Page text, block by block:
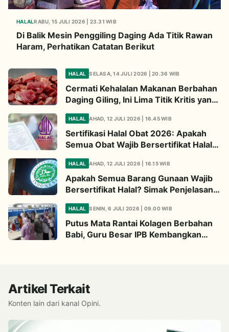
HALALRABU, 15 JULI 2026 | 23.31 WIB
Di Balik Mesin Penggiling Daging Ada Titik Rawan
Haram, Perhatikan Catatan Berikut
HALAL SELASA, 14 JULI 2026 | 20.36 WIB
Cermati Kehalalan Makanan Berbahan
Daging Giling, Ini Lima Titik Kritis yang
HALAL AHAD, 12 JULI 2026 | 16.45 WIB
Sertifikasi Halal Obat 2026: Apakah
Semua Obat Wajib Bersertifikat Halal?
HALAL AHAD, 12 JULI 2026 | 16.15 WIB
Apakah Semua Barang Gunaan Wajib
Bersertifikat Halal? Simak Penjelasan
HALAL SENIN, 6 JULI 2026 | 09.00 WIB
Putus Mata Rantai Kolagen Berbahan
Babi, Guru Besar IPB Kembangkan
Artikel Terkait
Konten lain dari kanal Opini.